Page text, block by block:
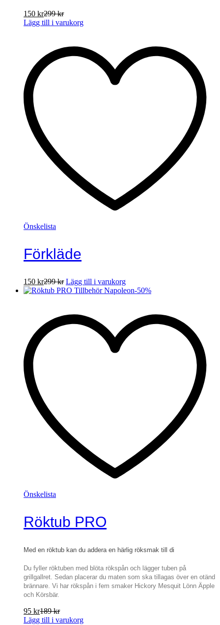
150 kr299kr
Lägg till i varukorg
Önskelista
Förkläde
150 kr299kr Lägg till i varukorg
-50%
Önskelista
Röktub PRO
Med en röktub kan du addera en härlig röksmak till di
Du fyller röktuben med blöta rökspån och lägger tuben på
grillgallret. Sedan placerar du maten som ska tillagas över en otänd
brännare. Vi har rökspån i fem smaker Hickory Mesquit Lönn Äpple
och Körsbär.
95 kr189kr
Lägg till i varukorg